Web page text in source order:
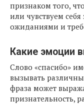
признаком того,
или чувствуем
ожиданиями и
Какие эмоции
Слово «спасибо»
вызывать
фраза может
признательность,